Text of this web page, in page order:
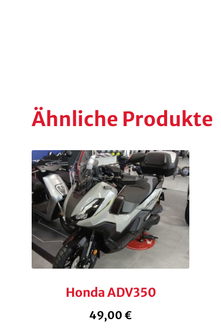
Ähnliche Produkte
Honda ADV350
49,00€